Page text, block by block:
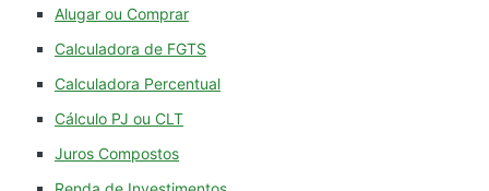
Alugar ou Comprar
Calculadora de FGTS
Calculadora Percentual
Cálculo PJ ou CLT
Juros Compostos